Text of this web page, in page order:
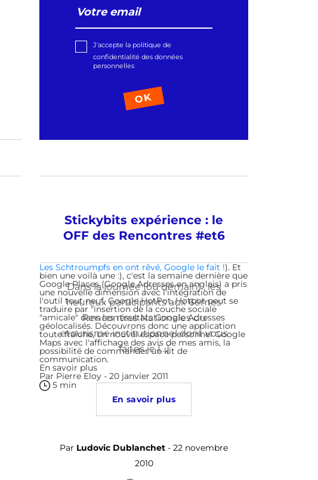
Ca faisait un moment que nous n'avions pas eu
de grandes évolutions touristiques chez Google
(voir notre billet
Les Schtroumpfs en ont rêvé, Google le fait !). Et
bien une voilà une :), c'est la semaine dernière que
Google Places (Google Adresses en anglais) a pris
une nouvelle dimension avec l'intégration de
l'outil tout neuf, Google HotPot. Hotpot peut se
traduire par "insertion de la couche sociale
"amicale" dans les résultats Google Adresses
géolocalisés. Découvrons donc une application
toute fraîche, un nouvel espace personnel Google
Maps avec l'affichage des avis de mes amis, la
possibilité de commander un kit de
communication.
En savoir plus
Par Pierre Eloy - 20 janvier 2011
5 min
J'accepte la politique de
confidentialité des données
personnelles
Stickybits expérience : le
OFF des Rencontres #et6
Dans la journée (ou demain) , les
heureux participants aux 6èmes
Rencontres Nationales du
etourisme institutionnel dont vous
faites je […]
En savoir plus
Par Ludovic Dublanchet - 22 novembre
2010